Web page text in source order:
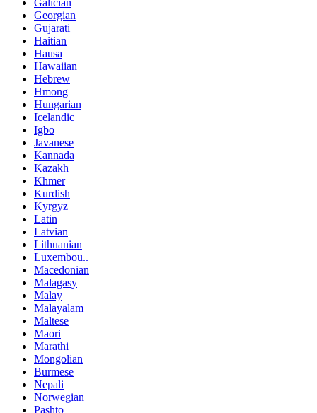
Georgian
Gujarati
Haitian
Hausa
Hawaiian
Hebrew
Hmong
Hungarian
Icelandic
Igbo
Javanese
Kannada
Kazakh
Khmer
Kurdish
Kyrgyz
Latin
Latvian
Lithuanian
Luxembou..
Macedonian
Malagasy
Malay
Malayalam
Maltese
Maori
Marathi
Mongolian
Burmese
Nepali
Norwegian
Pashto